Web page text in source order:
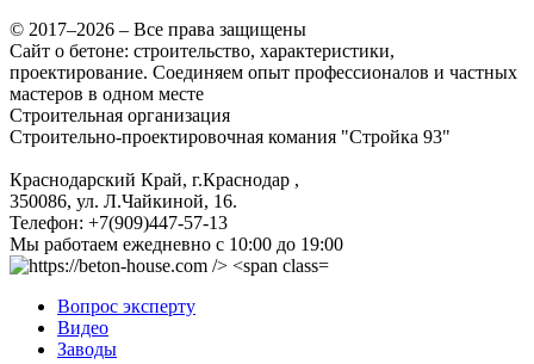
© 2017–2026 – Все права защищены
Сайт о бетоне: строительство, характеристики,
проектирование. Соединяем опыт профессионалов и частных
мастеров в одном месте
Строительная организация
Строительно-проектировочная комания "Стройка 93"
Краснодарский Край, г.Краснодар ,
350086, ул. Л.Чайкиной, 16.
Телефон: +7(909)447-57-13
Мы работаем ежедневно с 10:00 до 19:00
Вопрос эксперту
Видео
Заводы